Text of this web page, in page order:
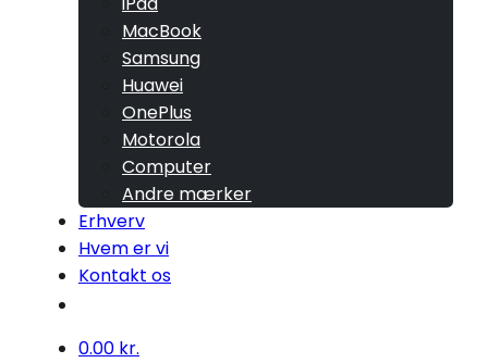
MacBook
Samsung
Huawei
OnePlus
Motorola
Computer
Andre mærker
Erhverv
Hvem er vi
Kontakt os
0.00 kr.